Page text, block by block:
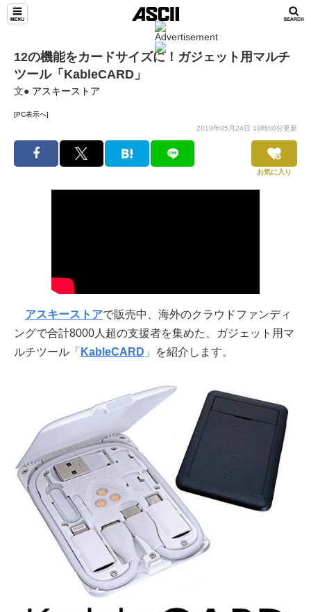
12の機能をカードサイズに！ガジェット用マルチ
ツール「KableCARD」
文● アスキーストア
[PC表示へ]
2019年05月24日 18時00分更新
お気に入り
アスキーストアで販売中、海外のクラウドファンディ
ングで合計8000人超の支援者を集めた、ガジェット用マ
ルチツール「 KableCARD 」を紹介します。